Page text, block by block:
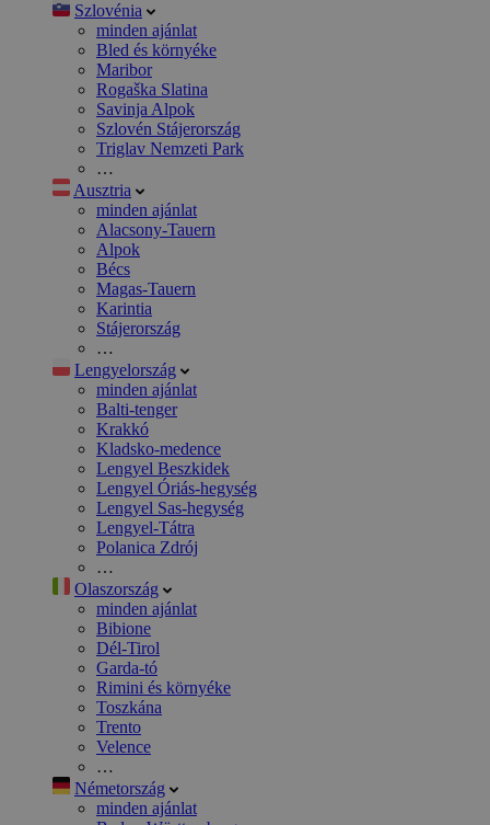
Szlovénia
minden ajánlat
Bled és környéke
Maribor
Rogaška Slatina
Savinja Alpok
Szlovén Stájerország
Triglav Nemzeti Park
…
Ausztria
minden ajánlat
Alacsony-Tauern
Alpok
Bécs
Magas-Tauern
Karintia
Stájerország
…
Lengyelország
minden ajánlat
Balti-tenger
Krakkó
Kladsko-medence
Lengyel Beszkidek
Lengyel Óriás-hegység
Lengyel Sas-hegység
Lengyel-Tátra
Polanica Zdrój
…
Olaszország
minden ajánlat
Bibione
Dél-Tirol
Garda-tó
Rimini és környéke
Toszkána
Trento
Velence
…
Németország
minden ajánlat